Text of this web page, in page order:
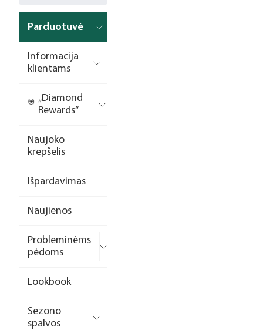
Parduotuvė
Informacija
klientams
„Diamond
Rewards“
Naujoko
krepšelis
Išpardavimas
Naujienos
Probleminėms
pėdoms
Lookbook
Sezono
spalvos